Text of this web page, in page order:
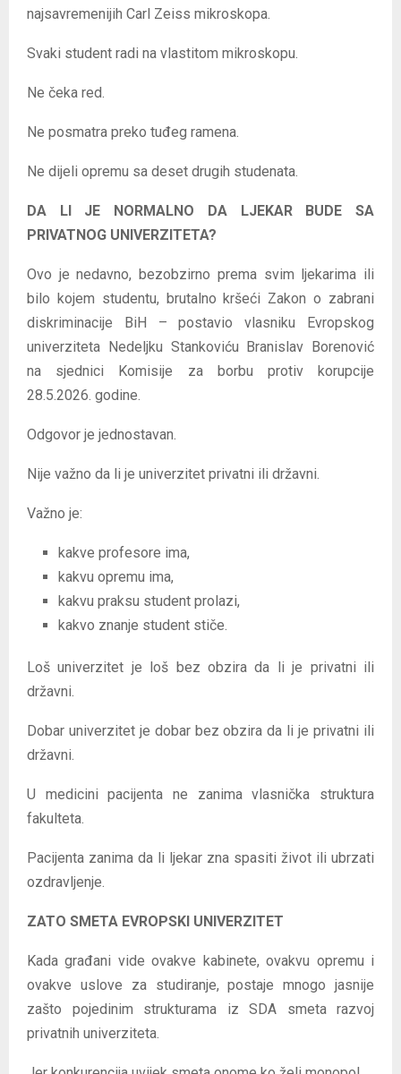
najsavremenijih Carl Zeiss mikroskopa.
Svaki student radi na vlastitom mikroskopu.
Ne čeka red.
Ne posmatra preko tuđeg ramena.
Ne dijeli opremu sa deset drugih studenata.
DA LI JE NORMALNO DA LJEKAR BUDE SA
PRIVATNOG UNIVERZITETA?
Ovo je nedavno, bezobzirno prema svim ljekarima ili
bilo kojem studentu, brutalno kršeći Zakon o zabrani
diskriminacije BiH – postavio vlasniku Evropskog
univerziteta Nedeljku Stankoviću Branislav Borenović
na sjednici Komisije za borbu protiv korupcije
28.5.2026. godine.
Odgovor je jednostavan.
Nije važno da li je univerzitet privatni ili državni.
Važno je:
kakve profesore ima,
kakvu opremu ima,
kakvu praksu student prolazi,
kakvo znanje student stiče.
Loš univerzitet je loš bez obzira da li je privatni ili
državni.
Dobar univerzitet je dobar bez obzira da li je privatni ili
državni.
U medicini pacijenta ne zanima vlasnička struktura
fakulteta.
Pacijenta zanima da li ljekar zna spasiti život ili ubrzati
ozdravljenje.
ZATO SMETA EVROPSKI UNIVERZITET
Kada građani vide ovakve kabinete, ovakvu opremu i
ovakve uslove za studiranje, postaje mnogo jasnije
zašto pojedinim strukturama iz SDA smeta razvoj
privatnih univerziteta.